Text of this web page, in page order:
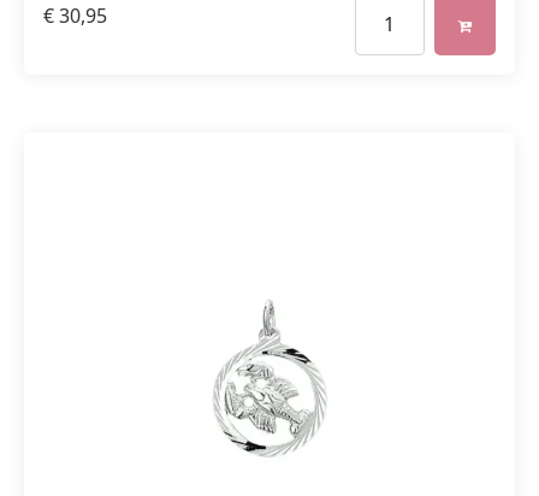
€30,95